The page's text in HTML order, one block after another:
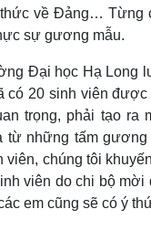
về Đảng… Từng
sự gương mẫu.
Đại học Hạ Long
có 20 sinh viên
trọng, phải tạo
từ những tấm
chúng tôi
viên do chi bộ
em cũng sẽ có ý